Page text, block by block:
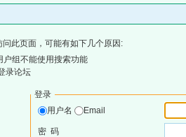
此页面，可能有如下几个原因:
户组不能使用搜索功能
录论坛
登录
用户名
Email
密 码